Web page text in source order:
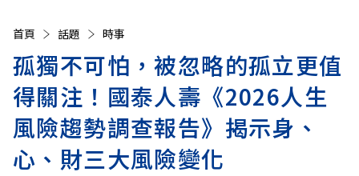
首頁 話題 時事
孤獨不可怕，被忽略的孤立更值
得關注！國泰人壽《2026人生
風險趨勢調查報告》揭示身、
心、財三大風險變化